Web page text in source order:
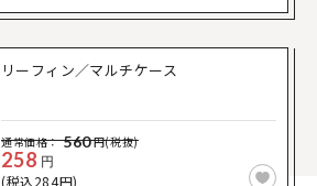
リーフィン／マルチケース
通常価格： 560円(税抜)
258 円
(税込284円)